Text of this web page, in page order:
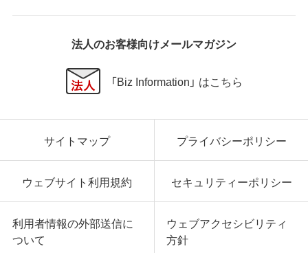
法人のお客様向けメールマガジン
「Biz Information」 はこちら
サイトマップ プライバシーポリシー
ウェブサイト利用規約 セキュリティーポリシー
利用者情報の外部送信に
ついて
ウェブアクセシビリティ
方針